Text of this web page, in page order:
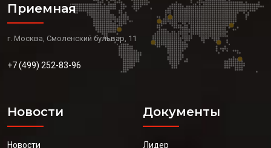
Приемная
г. Москва, Смоленский бульвар, 11
+7 (499) 252-83-96
Новости
Новости
Документы
Лидер